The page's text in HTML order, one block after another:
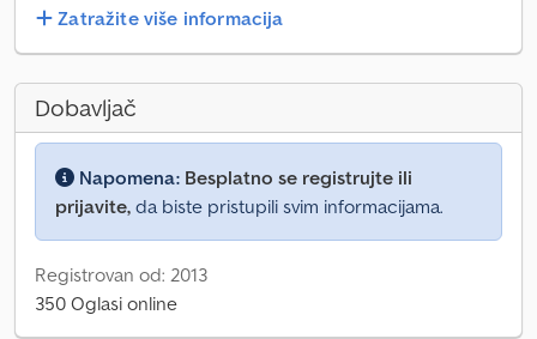
Zatražite više informacija
Dobavljač
Napomena: Besplatno se registrujte ili
prijavite, da biste pristupili svim informacijama.
Registrovan od: 2013
350 Oglasi online